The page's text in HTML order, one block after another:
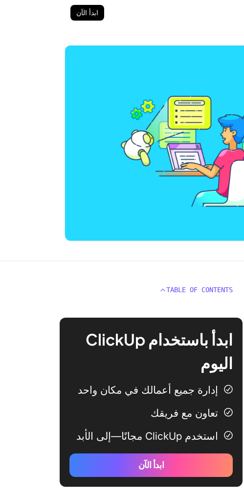
ابدأ الآن
TABLE OF CONTENTS
ابدأ باستخدام ClickUp
اليوم
إدارة جميع أعمالك في مكان واحد
تعاون مع فريقك
استخدم ClickUp مجانًا—إلى الأبد
ابدأ الآن